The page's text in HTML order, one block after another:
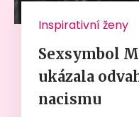
Inspirativní ženy
Sexsymbol
ukázala
nacismu